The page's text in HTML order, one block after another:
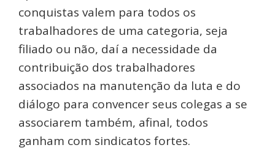
conquistas valem para todos os
trabalhadores de uma categoria, seja
filiado ou não, daí a necessidade da
contribuição dos trabalhadores
associados na manutenção da luta e do
diálogo para convencer seus colegas a se
associarem também, afinal, todos
ganham com sindicatos fortes.